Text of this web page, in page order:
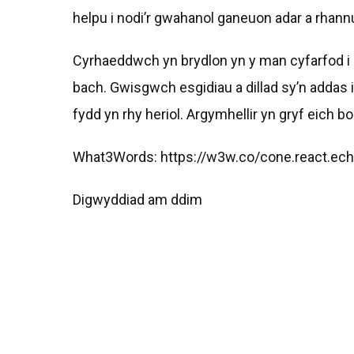
helpu i nodi’r gwahanol ganeuon adar a
Cyrhaeddwch yn brydlon yn y man cyfarfod
bach. Gwisgwch esgidiau a dillad sy’n
fydd yn rhy heriol. Argymhellir yn gryf eich
What3Words: https://w3w.co/
Digwyddiad am ddim